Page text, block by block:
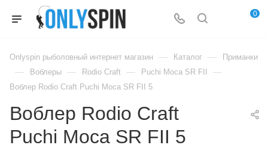
0
Onlyspin рыболовный интернет магазин — Каталог — Приманки
— Воблеры — Rodio Craft — Puchi Moca SR FII —
Воблер Rodio Craft Puchi Moca SR FII 5
Воблер Rodio Craft
Puchi Moca SR FII 5